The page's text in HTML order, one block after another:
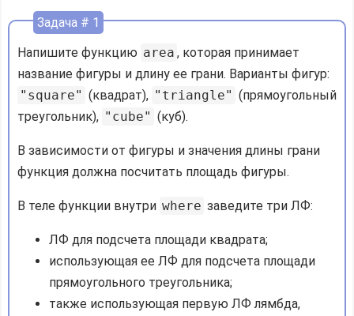
Напишите функцию area , которая принимает
название фигуры и длину ее грани. Варианты фигур:
"square" (квадрат), "triangle" (прямоугольный
треугольник), "cube" (куб).
В зависимости от фигуры и значения длины грани
функция должна посчитать площадь фигуры.
В теле функции внутри where заведите три ЛФ:
ЛФ для подсчета площади квадрата;
использующая ее ЛФ для подсчета площади
прямоугольного треугольника;
также использующая первую ЛФ лямбда,
Задача # 1